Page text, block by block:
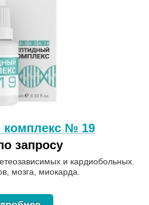
комплекс № 19
запросу
и кардиобольных.
мозга, миокарда.